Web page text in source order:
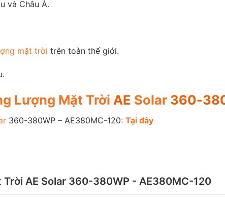
và Châu Á.
mặt trời trên toàn thế giới.
Lượng Mặt Trời AE Solar 360-
360-380WP – AE380MC-120: Tại đây
AE Solar 360-380WP - AE380MC-120